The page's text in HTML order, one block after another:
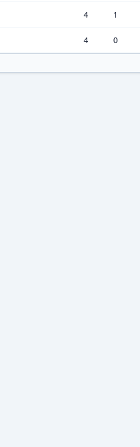
4 1
4 0